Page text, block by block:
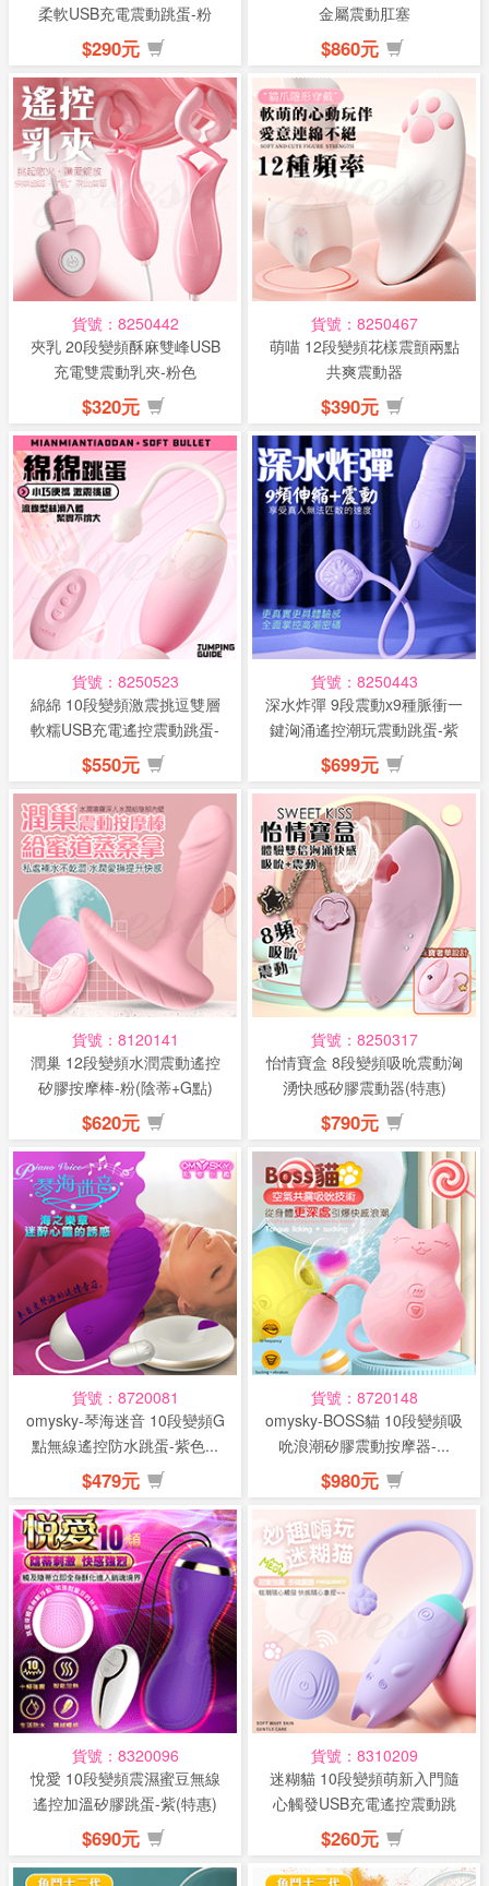
柔軟USB充電震動跳蛋-粉
$290元
金屬震動肛塞
$860元
貨號：8250442
夾乳 20段變頻酥麻雙峰USB
充電雙震動乳夾-粉色
$320元
貨號：8250467
萌喵 12段變頻花樣震顫兩點
共爽震動器
$390元
貨號：8250523
綿綿 10段變頻激震挑逗雙層
軟糯USB充電遙控震動跳蛋-
漸變...
$550元
貨號：8250443
深水炸彈 9段震動x9種脈衝一
鍵洶涌遙控潮玩震動跳蛋-紫
色(...
$699元
貨號：8120141
潤巢 12段變頻水潤震動遙控
矽膠按摩棒-粉(陰蒂+G點)
(特...
$620元
貨號：8250317
怡情寶盒 8段變頻吸吮震動洶
湧快感矽膠震動器(特惠)
$790元
貨號：8720081
omysky-琴海迷音 10段變頻G
點無線遙控防水跳蛋-紫色...
$479元
貨號：8720148
omysky-BOSS貓 10段變頻吸
吮浪潮矽膠震動按摩器-...
$980元
貨號：8320096
悅愛 10段變頻震濕蜜豆無線
遙控加溫矽膠跳蛋-紫(特惠)
$690元
貨號：8310209
迷糊貓 10段變頻萌新入門隨
心觸發USB充電遙控震動跳
蛋-紫...
$260元